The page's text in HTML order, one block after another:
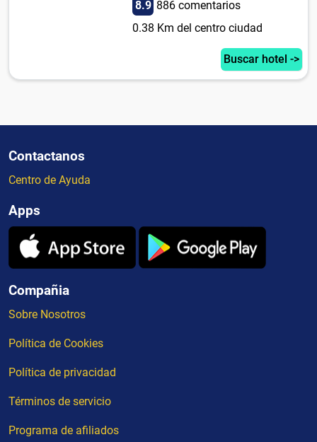
8.9 886 comentarios
0.38 Km del centro ciudad
Buscar hotel ->
Contactanos
Centro de Ayuda
Apps
Compañia
Sobre Nosotros
Política de Cookies
Política de privacidad
Términos de servicio
Programa de afiliados